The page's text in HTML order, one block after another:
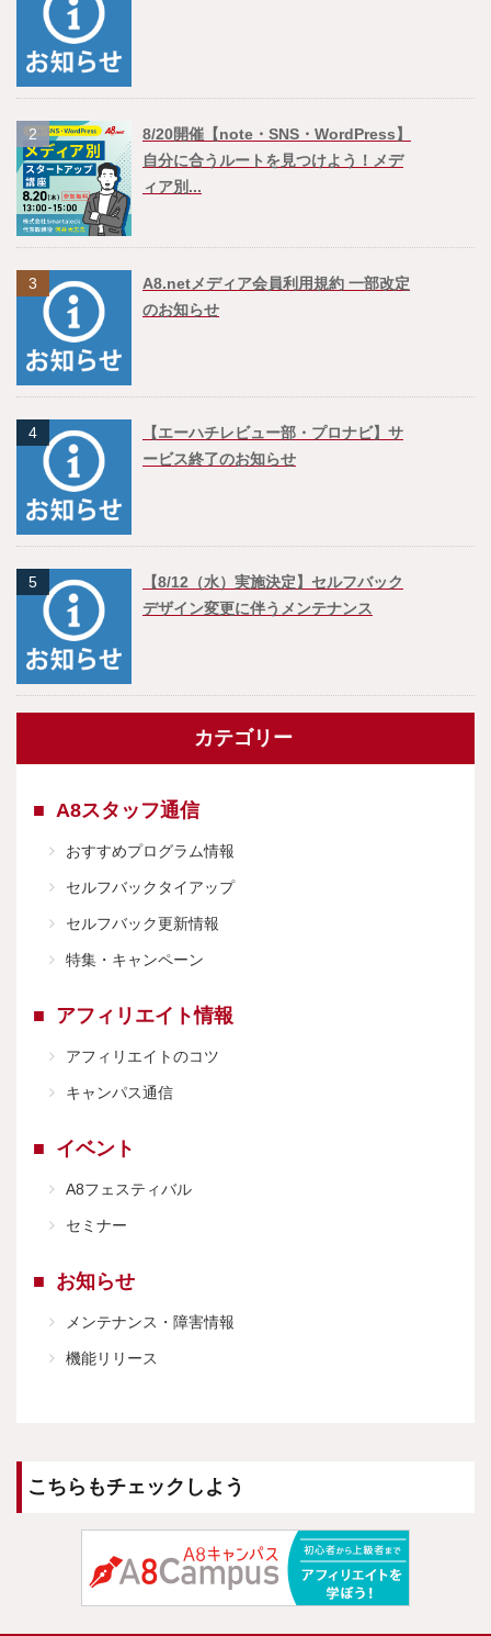
2
8/20開催【note・SNS・WordPress】
自分に合うルートを見つけよう！メデ
ィア別...
3
A8.netメディア会員利用規約 一部改定
のお知らせ
4
【エーハチレビュー部・プロナビ】サ
ービス終了のお知らせ
5
【8/12（水）実施決定】セルフバック
デザイン変更に伴うメンテナンス
カテゴリー
A8スタッフ通信
おすすめプログラム情報
セルフバックタイアップ
セルフバック更新情報
特集・キャンペーン
アフィリエイト情報
アフィリエイトのコツ
キャンパス通信
イベント
A8フェスティバル
セミナー
お知らせ
メンテナンス・障害情報
機能リリース
こちらもチェックしよう